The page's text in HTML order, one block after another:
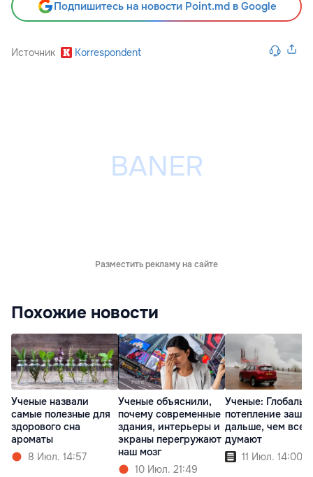
Подпишитесь на новости Point.md в Google
Источник Korrespondent
Разместить рекламу на сайте
Похожие новости
Ученые назвали
самые полезные для
здорового сна
ароматы
8 Июл. 14:57
Ученые объяснили,
почему современные
здания, интерьеры и
экраны перегружают
наш мозг
10 Июл. 21:49
Ученые:
потепление зашло
дальше, чем все
думают
11 Июл. 14:00